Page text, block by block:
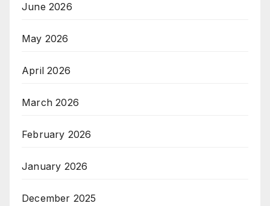
June 2026
May 2026
April 2026
March 2026
February 2026
January 2026
December 2025